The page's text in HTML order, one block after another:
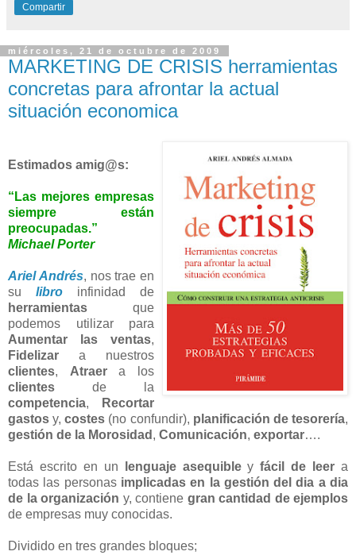
Compartir
miércoles, 21 de octubre de 2009
MARKETING DE CRISIS herramientas
concretas para afrontar la actual
situación economica
Estimados amig@s:
“Las mejores empresas
siempre están
preocupadas.”
Michael Porter
Ariel Andrés, nos trae en
su libro infinidad de
herramientas que
podemos utilizar para
Aumentar las ventas,
Fidelizar a nuestros
clientes, Atraera los
clientes de la
competencia,
Recortar
gastos y,costes (no confundir), planificación de tesorería,
gestión de la Morosidad , Comunicación, exportar….
Está escrito en un lenguaje asequibleyfácil de leer a
todas las personas implicadas en la gestión del dia a dia
de la organización y, contiene gran cantidad de ejemplos
de empresas muy conocidas.
Dividido en tres grandes bloques;